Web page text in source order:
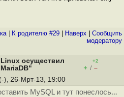
| К родителю #29 Наверх
Cообщить
модератору
осуществил
+2
+ / –
(-), 26-Мрт-13, 19:00
MySQL и тут понеслось...